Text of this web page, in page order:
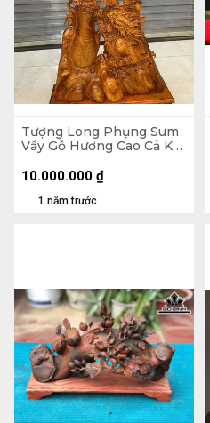
Tượng Long Phụng Sum
Vầy Gỗ Hương Cao Cả Kỷ
- Kỷ Cao 10 (cm)
1 năm trước
10.000.000 ₫